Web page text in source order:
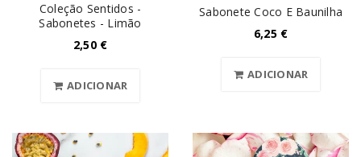
Coleção Sentidos -
Sabonetes - Limão
2,50 €
ADICIONAR
Sabonete Coco E Baunilha
6,25 €
ADICIONAR